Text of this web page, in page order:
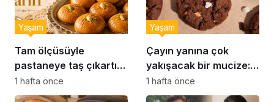
Tam ölçüsüyle
pastaneye taş çıkartır:
Şekerpare tarifi
Yaşam
1 hafta önce
Çayın yanına çok
yakışacak bir mucize:
Brownie tadında ıslak
kurabiye tarifi…
Yaşam
1 hafta önce